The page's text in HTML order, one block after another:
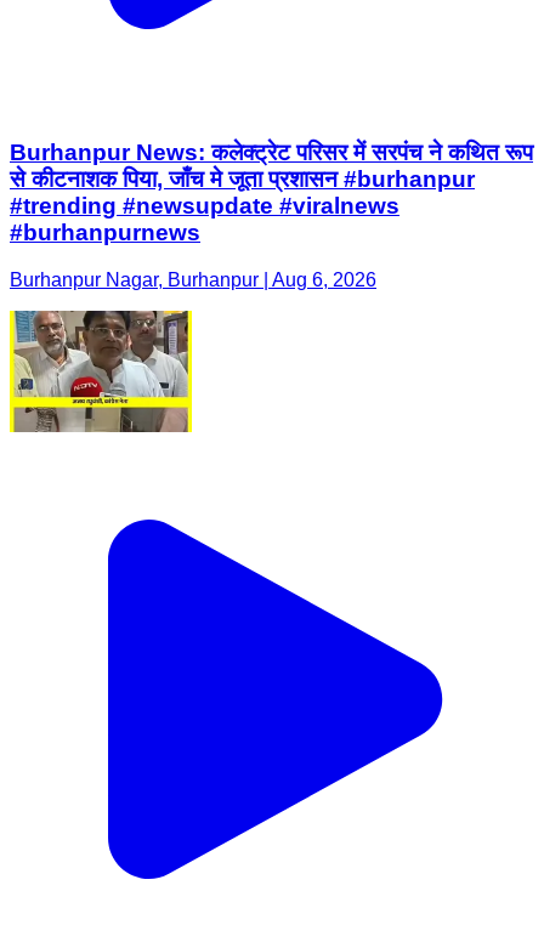
Burhanpur News: कलेक्ट्रेट परिसर में सरपंच ने कथित रूप
से कीटनाशक पिया, जाँच मे जूता प्रशासन #burhanpur
#trending #newsupdate #viralnews
#burhanpurnews
Burhanpur Nagar, Burhanpur | Aug 6, 2026